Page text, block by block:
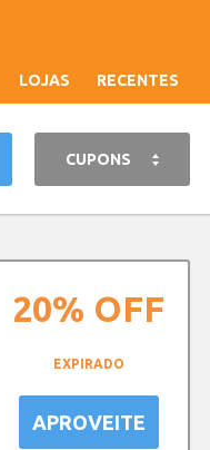
LOJAS RECENTES
CUPONS
20% OFF
EXPIRADO
APROVEITE